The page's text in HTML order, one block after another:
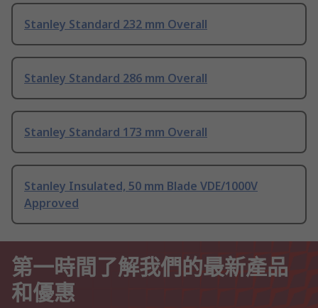
Stanley Standard 232 mm Overall
Stanley Standard 286 mm Overall
Stanley Standard 173 mm Overall
Stanley Insulated, 50 mm Blade VDE/1000V
Approved
第一時間了解我們的最新產品
和優惠